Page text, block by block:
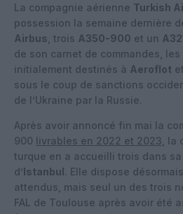
La compagnie aérienne Turkish
possession la semaine dernière
Airbus , trois A350-900 et un
de son carnet de commandes,
initialement destinés à Aeroflot et
sous le coup de sanctions
de l’Ukraine par la Russie.
Après avoir annoncé fin mai la
900 livrables en 2022 et 2023 ,
turque en a accueilli trois dans sa
d’Istanbul. Elle dispose
attendus, mais seul un des trois
FAL de Toulouse après avoir été